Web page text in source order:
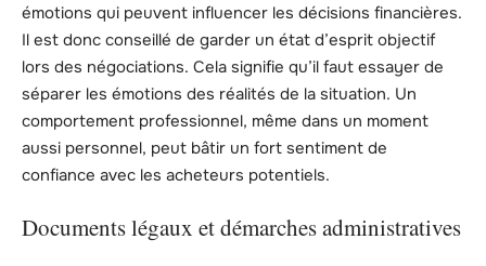
émotions qui peuvent influencer les décisions financières.
Il est donc conseillé de garder un état d’esprit objectif
lors des négociations. Cela signifie qu’il faut essayer de
séparer les émotions des réalités de la situation. Un
comportement professionnel, même dans un moment
aussi personnel, peut bâtir un fort sentiment de
confiance avec les acheteurs potentiels.
Documents légaux et démarches administratives